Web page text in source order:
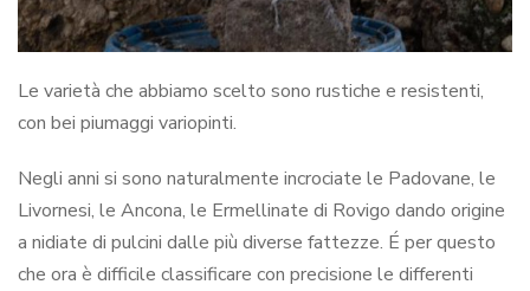
Le varietà che abbiamo scelto sono rustiche e resistenti,
con bei piumaggi variopinti.
Negli anni si sono naturalmente incrociate le Padovane, le
Livornesi, le Ancona, le Ermellinate di Rovigo dando origine
a nidiate di pulcini dalle più diverse fattezze. É per questo
che ora è difficile classificare con precisione le differenti